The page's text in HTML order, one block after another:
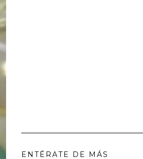
ENTÉRATE DE MÁS